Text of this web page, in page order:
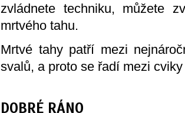
zvládnete techniku, můžete
mrtvého tahu.
Mrtvé tahy patří mezi
svalů, a proto se řadí mezi
DOBRÉ RÁNO